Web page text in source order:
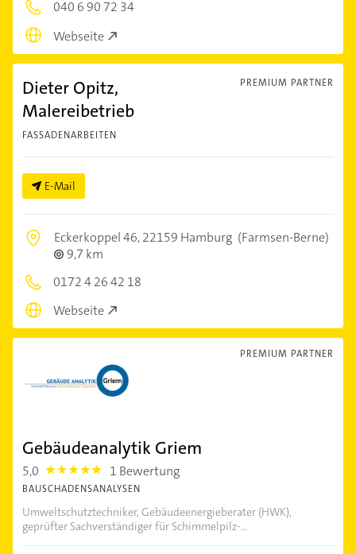
040 6 90 72 34
Webseite
PREMIUM PARTNER
Dieter Opitz,
Malereibetrieb
FASSADENARBEITEN
E-Mail
Eckerkoppel 46,22159 Hamburg (Farmsen-Berne)
9,7 km
0172 4 26 42 18
Webseite
PREMIUM PARTNER
Gebäudeanalytik Griem
5,0 5.0 1 Bewertung
BAUSCHADENSANALYSEN
Umweltschutztechniker, Gebäudeenergieberater (HWK),
geprüfter Sachverständiger für Schimmelpilz-...